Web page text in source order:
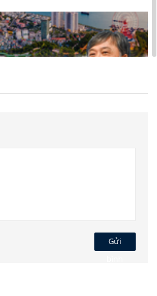
gắn với du lịch bền
Gửi